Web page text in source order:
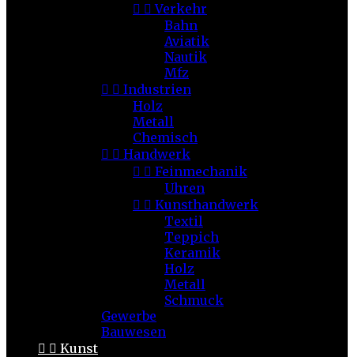
  Verkehr
Bahn
Aviatik
Nautik
Mfz
  Industrien
Holz
Metall
Chemisch
  Handwerk
  Feinmechanik
Uhren
  Kunsthandwerk
Textil
Teppich
Keramik
Holz
Metall
Schmuck
Gewerbe
Bauwesen
  Kunst